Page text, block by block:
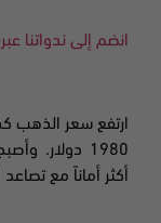
انضم إلى ندواتنا
ارتفع سعر الذهب
1980 دولار.
أكثر أماناً مع